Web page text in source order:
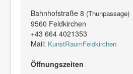
Bahnhofstraße 8 (Thunpassage)
9560 Feldkirchen
+43 664 4021353
Mail: KunstRaumFeldkirchen
Öffnungszeiten